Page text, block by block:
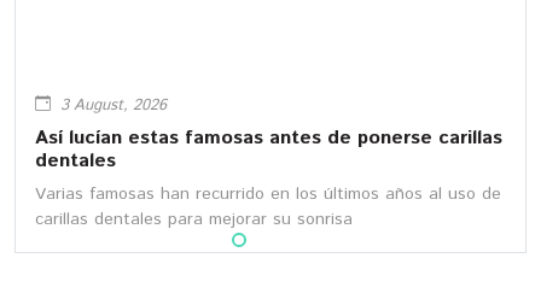
3 August, 2026
Así lucían estas famosas antes de ponerse carillas
dentales
Varias famosas han recurrido en los últimos años al uso de
carillas dentales para mejorar su sonrisa